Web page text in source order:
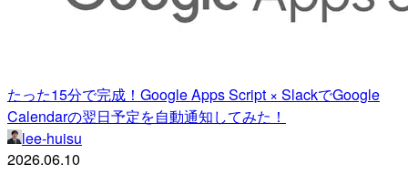
たった15分で完成！Google Apps Script × SlackでGoogle
Calendarの翌日予定を自動通知してみた！
lee-huisu
2026.06.10